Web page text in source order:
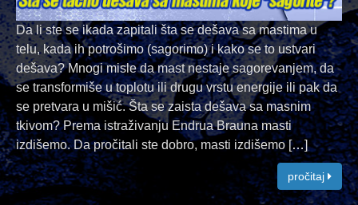
Da li ste se ikada zapitali šta se dešava sa mastima u
telu, kada ih potrošimo (sagorimo) i kako se to ustvari
dešava? Mnogi misle da mast nestaje sagorevanjem, da
se transformiše u toplotu ili drugu vrstu energije ili pak da
se pretvara u mišić. Šta se zaista dešava sa masnim
tkivom? Prema istraživanju Endrua Brauna masti
izdišemo. Da pročitali ste dobro, masti izdišemo […]
pročitaj